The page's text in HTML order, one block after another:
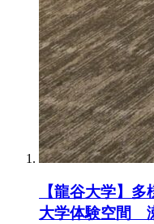
【龍谷大学】
大学体験空間